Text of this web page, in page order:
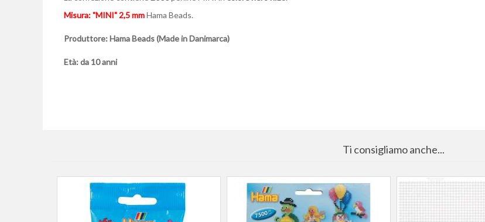
Misura: "MINI"2,5 mmHama Beads.
Produttore: Hama Beads (Made in Danimarca)
Età: da 10 anni
Ti consigliamo anche...